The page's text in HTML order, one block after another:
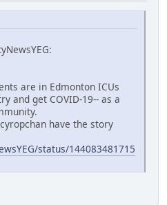
are in Edmonton ICUs
and get COVID-19-- as a
have the story
status/144083481715